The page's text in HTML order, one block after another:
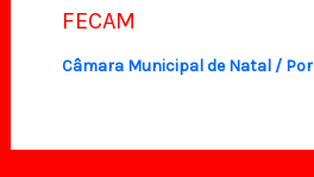
FECAM
Câmara Municipal de Natal/ Por